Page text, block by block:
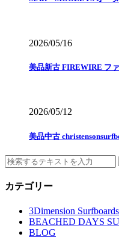
2026/05/16
美品新古 FIREWIRE フ
2026/05/12
美品中古
カテゴリー
3Dimension Surfboards
BEACHED DAYS
BLOG